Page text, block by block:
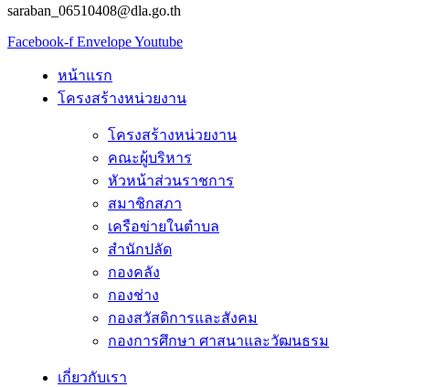
saraban_06510408@dla.go.th
Facebook-f EnvelopeYoutube
หน้าแรก
โครงสร้างหน่วยงาน
โครงสร้างหน่วยงาน
คณะผู้บริหาร
หัวหน้าส่วนราชการ
สมาชิกสภา
เครือข่ายในตำบล
สำนักปลัด
กองคลัง
กองช่าง
กองสวัสดิการและสังคม
กองการศึกษา ศาสนาและวัฒนธรม
เกี่ยวกับเรา